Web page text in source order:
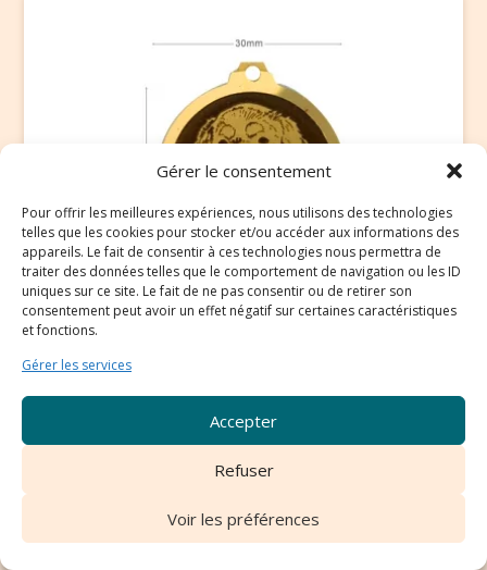
Gérer le consentement
Pour offrir les meilleures expériences, nous utilisons des technologies
telles que les cookies pour stocker et/ou accéder aux informations des
appareils. Le fait de consentir à ces technologies nous permettra de
traiter des données telles que le comportement de navigation ou les ID
uniques sur ce site. Le fait de ne pas consentir ou de retirer son
consentement peut avoir un effet négatif sur certaines caractéristiques
et fonctions.
Gérer les services
Accepter
Refuser
Voir les préférences
Médaille Cavalier King Charles